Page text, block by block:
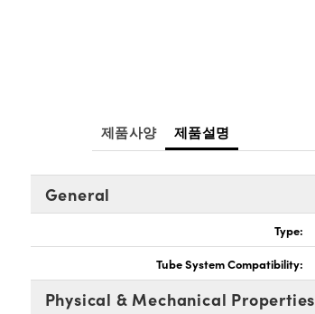
제품사양 제품설명
General
Type:
Tube System Compatibility:
Physical & Mechanical Properties